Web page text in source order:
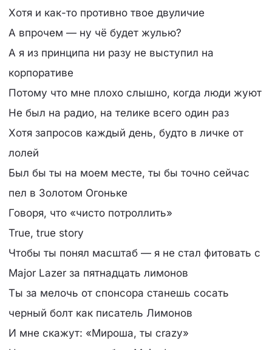
Хотя и как-то противно твое двуличие
А впрочем — ну чё будет жулью?
А я из принципа ни разу не выступил на
корпоративе
Потому что мне плохо слышно, когда люди жуют
Не был на радио, на телике всего один раз
Хотя запросов каждый день, будто в личке от
лолей
Был бы ты на моем месте, ты бы точно сейчас
пел в Золотом Огоньке
Говоря, что «чисто потроллить»
True, true story
Чтобы ты понял масштаб — я не стал фитовать с
Major Lazer за пятнадцать лимонов
Ты за мелочь от спонсора станешь сосать
черный болт как писатель Лимонов
И мне скажут: «Мироша, ты crazy»